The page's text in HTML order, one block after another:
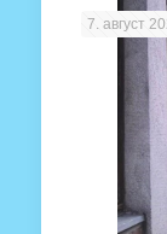
7. август